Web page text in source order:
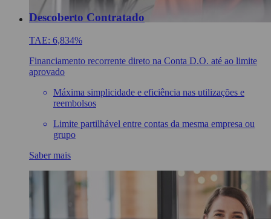
Descoberto Contratado
TAE: 6,834%
Financiamento recorrente direto na Conta D.O. até ao limite
aprovado
Máxima simplicidade e eficiência nas utilizações e
reembolsos
Limite partilhável entre contas da mesma empresa ou
grupo
Saber mais